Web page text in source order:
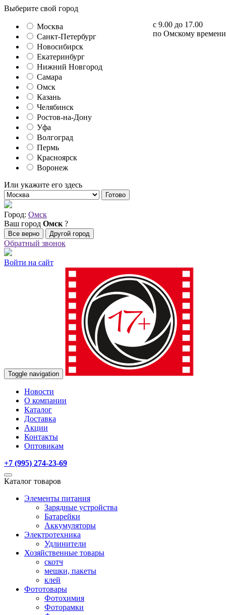
Выберите свой город
Москва
Санкт-Петербург
Новосибирск
Екатеринбург
Нижний Новгород
Самара
Омск
Казань
Челябинск
Ростов-на-Дону
Уфа
Волгоград
Пермь
Красноярск
Воронеж
Или укажите его здесь
Готово
Город: Омск
Ваш город Омск ?
Все верно Другой город
Обратный звонок
Войти на сайт
Toggle navigation
Новости
О компании
Каталог
Доставка
Акции
Контакты
Оптовикам
+7 (995) 274-23-69
с 9.00 до 17.00
по Омскому времени
Каталог товаров
Элементы питания
Зарядные устройства
Батарейки
Аккумуляторы
Электротехника
Удлинители
Хозяйственные товары
скотч
мешки, пакеты
клей
Фототовары
Фотохимия
Фоторамки